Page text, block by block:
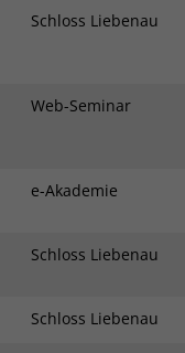
Schloss Liebenau
Web-Seminar
e-Akademie
Schloss Liebenau
Schloss Liebenau